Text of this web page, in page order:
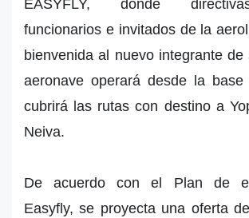
EASYFLY, donde
funcionarios e invitados de la
bienvenida al nuevo integrante
aeronave operará desde la
cubrirá las rutas con destino a
Neiva.
De acuerdo con el Plan de
Easyfly, se proyecta una oferta